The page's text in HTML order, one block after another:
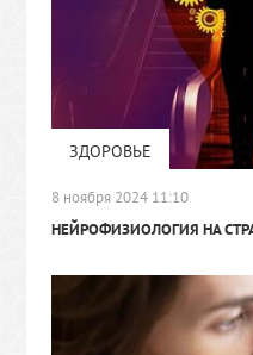
ЗДОРОВЬЕ
8 ноября 2024 11:10
НЕЙРОФИЗИОЛОГИЯ НА